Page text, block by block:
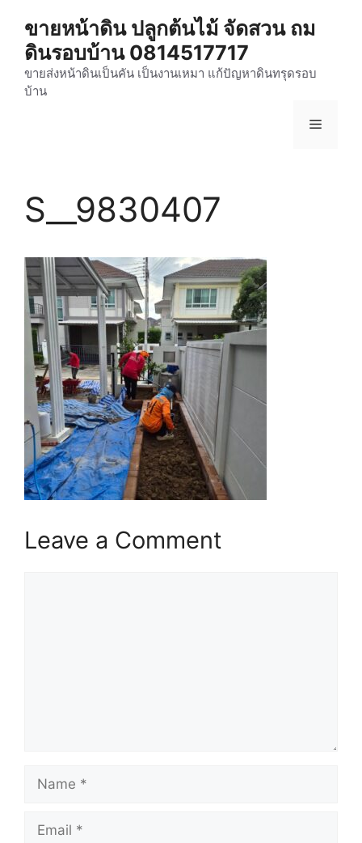
content
ขายหน้าดิน ปลูกต้นไม้ จัดสวน ถม
ดินรอบบ้าน 0814517717
ขายส่งหน้าดินเป็นคัน เป็นงานเหมา แก้ปัญหาดินทรุดรอบ
บ้าน
Menu
S__9830407
Leave a Comment